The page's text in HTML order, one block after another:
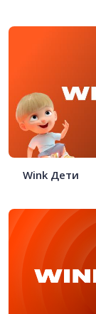
Wink Дети